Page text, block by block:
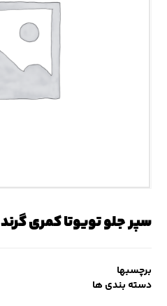
سپر جلو تویوتا کمری گرند
برچسبها
دسته بندی ها